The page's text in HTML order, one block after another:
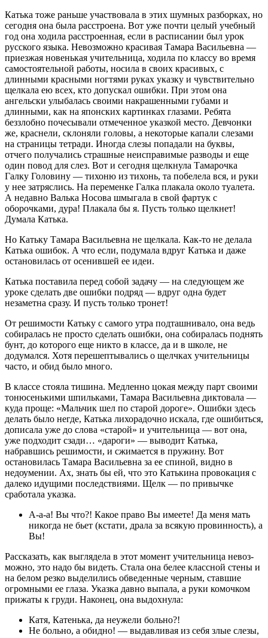
Катька тоже раньше участвовала в этих шумных разборках, но
сегодня она была расстроена. Вот уже почти целый учебный
год она ходила расстроенная, если в расписании был урок
русского языка. Невозможно красивая Тамара Васильевна —
приезжая новенькая учительница, ходила по классу во время
самостоятельной работы, носила в своих красивых, с
длинными красными ногтями руках указку и чувствительно
щелкала ею всех, кто допускал ошибки. При этом она
ангельски улыбалась своими накрашенными губами и
длинными, как на японских картинках глазами. Ребята
беззлобно почесывали отмеченное указкой место. Девчонки
же, краснели, склоняли головы, а некоторые капали слезами
на страницы тетради. Иногда слезы попадали на буквы,
отчего получались страшные неисправимые разводы и еще
один повод для слез. Вот и сегодня щелкнула Тамарочка
Галку Головину — тихоню из тихонь, та побе­лела вся, и руки
у нее затряслись. На переменке Галка плакала около туалета.
А недавно Валька Носова шмыгала в свой фартук с
оборочками, дура! Плакала бы я. Пусть только щелкнет!
Думала Катька.
Но Катьку Тамара Васильевна не щелкала. Как-то не делала
Катька ошибок. А что если, подумала вдруг Катька и даже
оста­новилась от осенившей ее идеи.
Катька поставила перед собой задачу — на следующем же
уроке сделать две ошибки подряд — вдруг одна будет
незаметна сразу. И пусть только тронет!
От решимости Катьку с самого утра подташнивало, она ведь
собиралась не просто сделать ошибки, она собиралась поднять
бунт, до которого еще никто в классе, да и в школе, не
додумался. Хотя перешептывались о щелчках учительницы
часто, и обид было много.
В классе стояла тишина. Медленно цокая между парт своими
тонюсенькими шпильками, Тамара Васильевна диктовала —
куда проще: «Мальчик шел по старой дороге». Ошибки здесь
делать было негде, Катька лихорадочно искала, где ошибиться,
дописала уже до слова «старой» и учительница — вот она,
уже подходит сзади… «дароги» — выводит Катька,
набравшись решимости, и сжимается в пружину. Вот
остановилась Тамара Васильевна за ее спиной, видно в
недоумении. Ах, знать бы ей, что это Катькина провокация с
далеко идущими последствиями. Щелк — по привычке
сработала указка.
А-а-а! Вы что?! Какое право Вы имеете! Да меня мать
никогда не бьет (кстати, драла за всякую провинность), а
Вы!
Рассказать, как выглядела в этот момент учительница невоз­
можно, это надо бы видеть. Стала она белее классной стены и
на белом резко выделились обведенные черным, ставшие
огромными ее глаза. Указка давно выпала, а руки комочком
прижаты к груди. Наконец, она выдохнула:
Катя, Катенька, да неужели больно?!
Не больно, а обидно! — выдавливая из себя злые слезы,